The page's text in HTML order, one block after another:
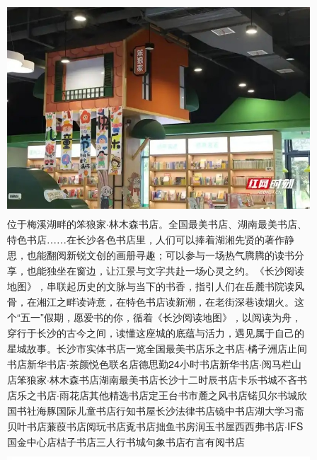
位于梅溪湖畔的笨狼家·林木森书店。全国最美书店、湖南最美书店、
特色书店……在长沙各色书店里，人们可以捧着湖湘先贤的著作静
思，也能翻阅新锐文创的画册寻趣；可以参与一场热气腾腾的读书分
享，也能独坐在窗边，让江景与文字共赴一场心灵之约。《长沙阅读
地图》，串联起历史的文脉与当下的书香，指引人们在岳麓书院读风
骨，在湘江之畔读诗意，在特色书店读新潮，在老街深巷读烟火。这
个“五一”假期，愿爱书的你，循着《长沙阅读地图》，以阅读为舟，
穿行于长沙的古今之间，读懂这座城的底蕴与活力，遇见属于自己的
星城故事。长沙市实体书店一览全国最美书店乐之书店·橘子洲店止间
书店新华书店·茶颜悦色联名店德思勤24小时书店新华书店·阅马栏山
店笨狼家·林木森书店湖南最美书店长沙十二时辰书店卡乐书城不吝书
店乐之书店·雨花店其他精选书店定王台书市麓之风书店锘贝尔书城欣
国书社海豚国际儿童书店行知书屋长沙法律书店镜中书店湖大学习斋
贝叶书店蒹葭书店阅玩书店覔书店拙鱼书房润玉书屋西西弗书店·IFS
国金中心店桔子书店三人行书城句象书店冇言有阅书店